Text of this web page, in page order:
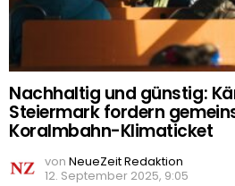
Nachhaltig und günstig:
Steiermark fordern
Koralmbahn-Klimaticket
von NeueZeit Redaktion
12. September 2025, 9:05